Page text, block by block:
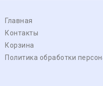
Главная
Контакты
Корзина
Политика обработки